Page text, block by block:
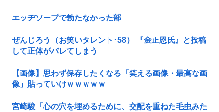
エッヂソープで勃たなかった部
ぜんじろう（お笑いタレント･58） 『金正恩氏』と投稿
して正体がバレてしまう
【画像】思わず保存したくなる「笑える画像・最高な画
像」貼っていけｗｗｗｗｗ
宮崎駿「心の穴を埋めるために、交配を重ねた毛虫みた